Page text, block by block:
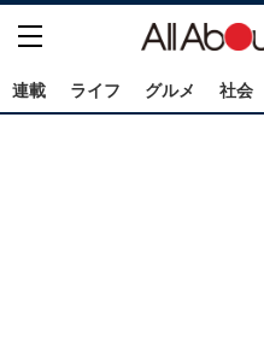
連載 ライフ グルメ 社会